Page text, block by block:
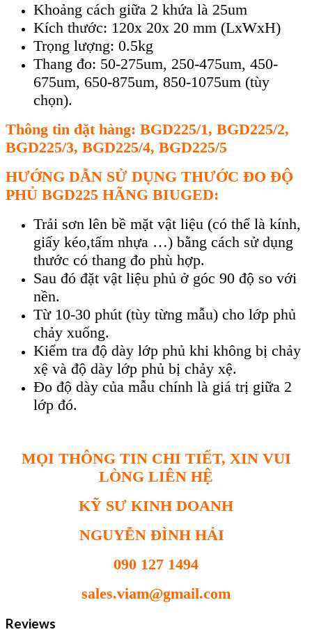
Khoảng cách giữa 2 khứa là 25um
Kích thước: 120x 20x 20 mm (LxWxH)
Trọng lượng: 0.5kg
Thang đo: 50-275um, 250-475um, 450-
675um, 650-875um, 850-1075um (tùy
chọn).
Thông tin đặt hàng: BGD225/1, BGD225/2,
BGD225/3, BGD225/4, BGD225/5
HƯỚNG DẪN SỬ DỤNG THƯỚC ĐO ĐỘ
PHỦ BGD225 HÃNG BIUGED:
Trải sơn lên bề mặt vật liệu (có thể là kính,
giấy kéo,tấm nhựa …) bằng cách sử dụng
thước có thang đo phù hợp.
Sau đó đặt vật liệu phủ ở góc 90 độ so với
nền.
Từ 10-30 phút (tùy từng mẫu) cho lớp phủ
chảy xuống.
Kiểm tra độ dày lớp phủ khi không bị chảy
xệ và độ dày lớp phủ bị chảy xệ.
Đo độ dày của mẫu chính là giá trị giữa 2
lớp đó.
MỌI THÔNG TIN CHI TIẾT, XIN VUI
LÒNG LIÊN HỆ
KỸ SƯ KINH DOANH
NGUYỄN ĐÌNH HẢI
090 127 1494
sales.viam@gmail.com
Reviews